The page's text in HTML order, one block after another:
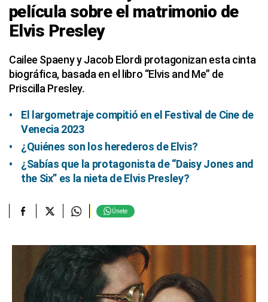
película sobre el matrimonio de
Elvis Presley
Cailee Spaeny y Jacob Elordi protagonizan esta cinta
biográfica, basada en el libro “Elvis and Me” de
Priscilla Presley.
El largometraje compitió en el Festival de Cine de
Venecia 2023
¿Quiénes son los herederos de Elvis?
¿Sabías que la protagonista de “Daisy Jones and
the Six” es la nieta de Elvis Presley?
Únete